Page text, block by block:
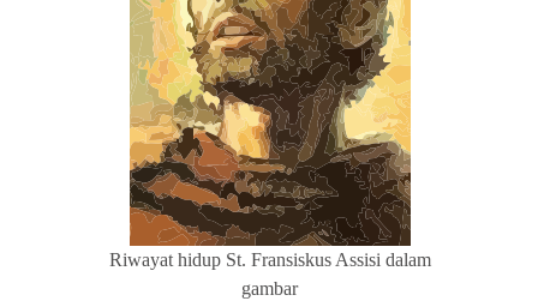
Riwayat hidup St. Fransiskus Assisi dalam
gambar